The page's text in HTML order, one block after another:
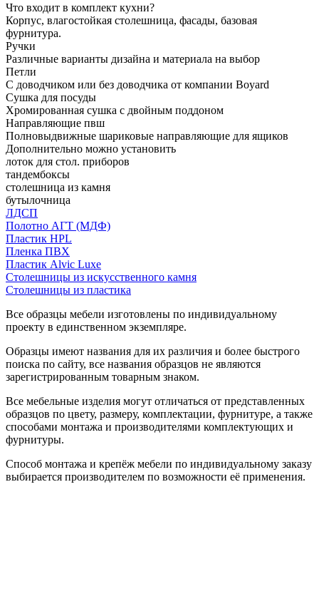
Что входит в комплект кухни?
Корпус, влагостойкая столешница, фасады, базовая
фурнитура.
Ручки
Различные варианты дизайна и материала на выбор
Петли
С доводчиком или без доводчика от компании Boyard
Сушка для посуды
Хромированная сушка с двойным поддоном
Направляющие пвш
Полновыдвижные шариковые направляющие для ящиков
Дополнительно можно установить
лоток для стол. приборов
тандембоксы
столешница из камня
бутылочница
ЛДСП
Полотно АГТ (МДФ)
Пластик HPL
Пленка ПВХ
Пластик Alvic Luxe
Столешницы из искусственного камня
Столешницы из пластика
Все образцы мебели изготовлены по индивидуальному
проекту в единственном экземпляре.
Образцы имеют названия для их различия и более быстрого
поиска по сайту, все названия образцов не являются
зарегистрированным товарным знаком.
Все мебельные изделия могут отличаться от представленных
образцов по цвету, размеру, комплектации, фурнитуре, а также
способами монтажа и производителями комплектующих и
фурнитуры.
Способ монтажа и крепёж мебели по индивидуальному заказу
выбирается производителем по возможности её применения.